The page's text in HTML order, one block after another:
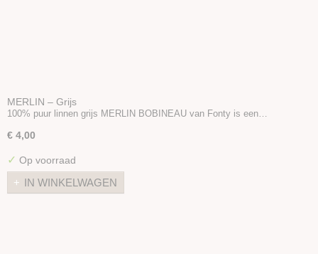
MERLIN – Grijs
100% puur linnen grijs MERLIN BOBINEAU van Fonty is een…
€ 4,00
✓ Op voorraad
IN WINKELWAGEN